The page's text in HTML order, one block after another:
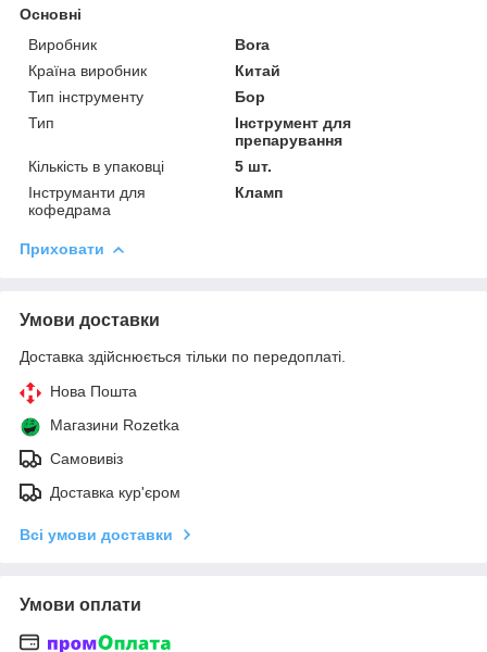
Основні
Виробник
Bora
Країна виробник
Китай
Тип інструменту
Бор
Тип
Інструмент для
препарування
Кількість в упаковці
5 шт.
Інструманти для
кофедрама
Кламп
Приховати
Умови доставки
Доставка здійснюється тільки по передоплаті.
Нова Пошта
Магазини Rozetka
Самовивіз
Доставка кур'єром
Всі умови доставки
Умови оплати